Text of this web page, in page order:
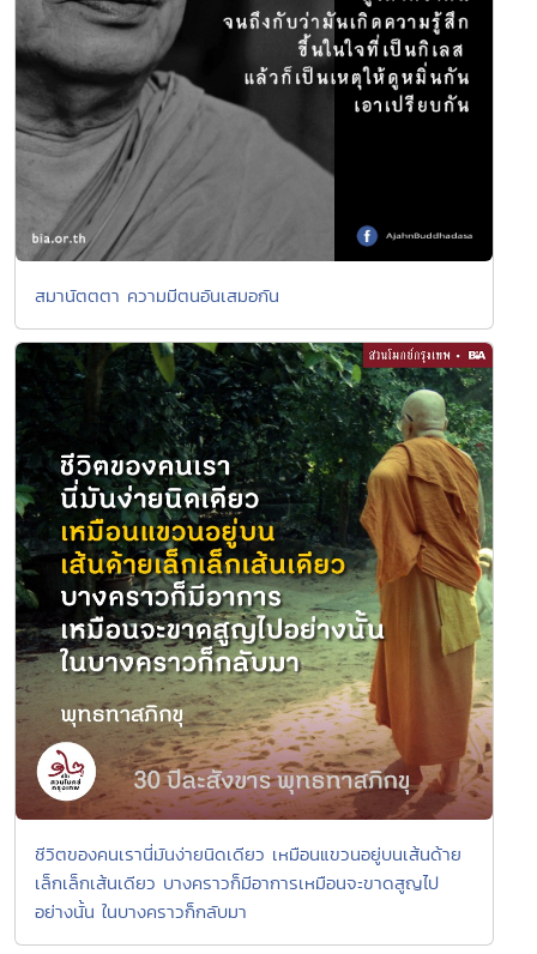
สมานัตตตา ความมีตนอันเสมอกัน
ชีวิตของคนเรานี่มันง่ายนิดเดียว เหมือนแขวนอยู่บนเส้นด้าย
เล็กเล็กเส้นเดียว บางคราวก็มีอาการเหมือนจะขาดสูญไป
อย่างนั้น ในบางคราวก็กลับมา